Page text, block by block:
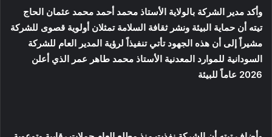
وأكد مدير الشركة بالولاية الأستاذ محمد أحمد محمد عثمان الحاج
تيته أن حماية البيئة ونشر ثقافة السلامة تمثلان أولوية قصوى للشركة
مشيراً إلى أن هذه الجهود تأتي تنفيذاً لرؤية المدير العام للشركة
السودانية للموارد المعدنية الأستاذ محمد طاهر عمر الذي أعلن
2026 عاماً للبيئة